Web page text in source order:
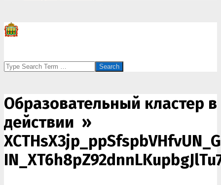
Search
Образовательный кластер в
действии »